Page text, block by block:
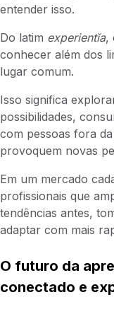
entender isso.
Do latim experientĭa,
conhecer além dos
lugar comum.
Isso significa
possibilidades,
com pessoas fora
provoquem novas
Em um mercado
profissionais que
tendências antes,
adaptar com mais
O futuro da
conectado e